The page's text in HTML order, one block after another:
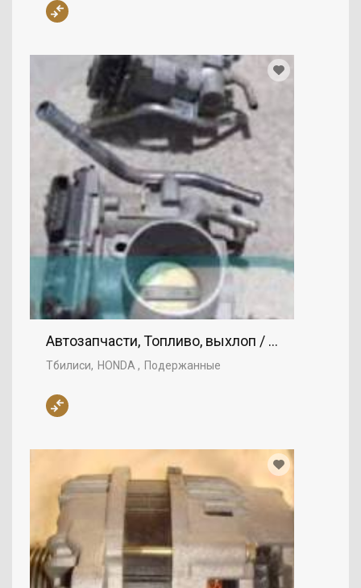
Автозапчасти, Топливо, выхлоп / воздух,
Тбилиси HONDA Подержанные